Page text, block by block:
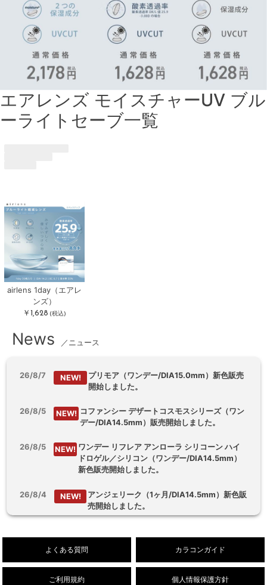
エアレンズ モイスチャーUV ブル
ーライトセーブ一覧
airlens 1day（エアレ
ンズ）
￥1,628 (税込)
News ／ニュース
26/8/7 NEW!
プリモア（ワンデー/DIA15.0mm）新色販売
開始しました。
26/8/5 NEW! コファンシー デザートコスモスシリーズ（ワン
デー/DIA14.5mm）販売開始しました。
26/8/5 NEW! ワンデー リフレア アンローラ シリコーン ハイ
ドロゲル／シリコン（ワンデー/DIA14.5mm）
新色販売開始しました。
26/8/4 NEW!
アンジェリーク（1ヶ月/DIA14.5mm）新色販
売開始しました。
よくある質問 カラコンガイド
ご利用規約 個人情報保護方針